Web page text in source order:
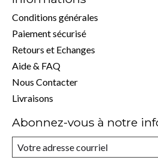
Conditions générales
Paiement sécurisé
Retours et Echanges
Aide & FAQ
Nous Contacter
Livraisons
Abonnez-vous à notre